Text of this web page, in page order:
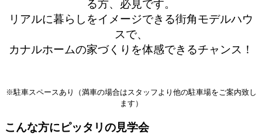
る方、必見です。
リアルに暮らしをイメージできる街角モデルハウ
スで、
カナルホームの家づくりを体感できるチャンス！
※駐車スペースあり（満車の場合はスタッフより他の駐車場をご案内致し
ます）
こんな方にピッタリの見学会